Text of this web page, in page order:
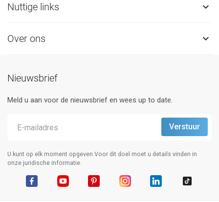
Nuttige links 
Over ons 
Nieuwsbrief
Meld u aan voor de nieuwsbrief en wees up to date.
U kunt op elk moment opgeven.Voor dit doel moet u details vinden in
onze juridische informatie.